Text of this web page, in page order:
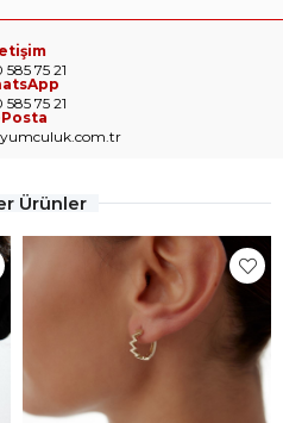
75 21
75 21
Posta
Ürünler